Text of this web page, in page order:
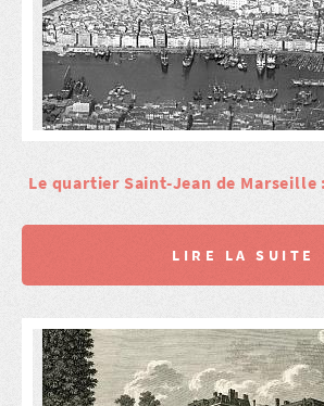
Le quartier Saint-Jean de
LIRE LA SUITE